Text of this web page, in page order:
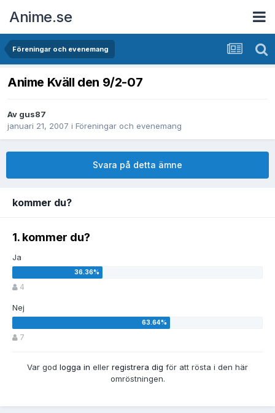
Anime.se
Föreningar och evenemang
Anime Kväll den 9/2-07
Av gus87
januari 21, 2007 i Föreningar och evenemang
Svara på detta ämne
kommer du?
1. kommer du?
Ja
4
Nej
7
Var god logga in eller registrera dig för att rösta i den här
omröstningen.